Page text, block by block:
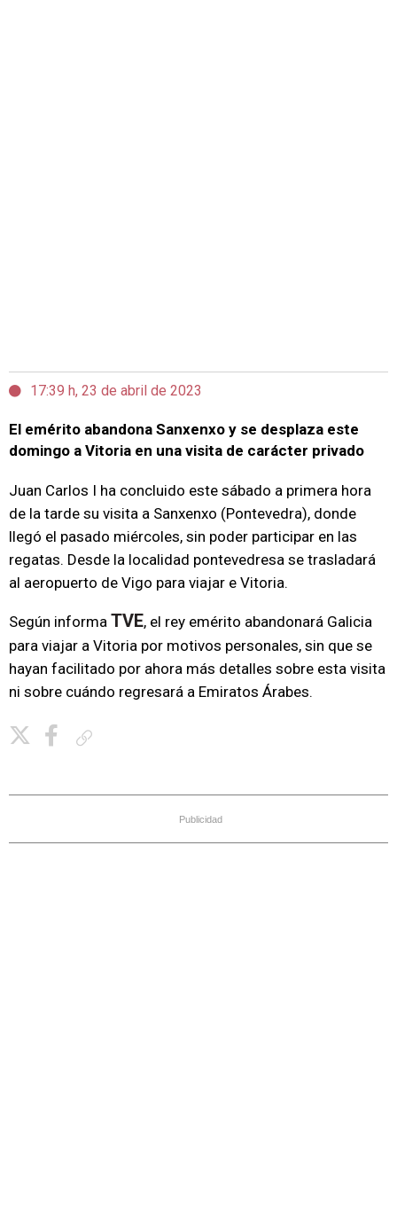
17:39 h, 23 de abril de 2023
El emérito abandona Sanxenxo y se desplaza este
domingo a Vitoria en una visita de carácter privado
Juan Carlos I ha concluido este sábado a primera hora
de la tarde su visita a Sanxenxo (Pontevedra), donde
llegó el pasado miércoles, sin poder participar en las
regatas. Desde la localidad pontevedresa se trasladará
al aeropuerto de Vigo para viajar e Vitoria.
Según informa TVE, el rey emérito abandonará Galicia
para viajar a Vitoria por motivos personales, sin que se
hayan facilitado por ahora más detalles sobre esta visita
ni sobre cuándo regresará a Emiratos Árabes.
Publicidad